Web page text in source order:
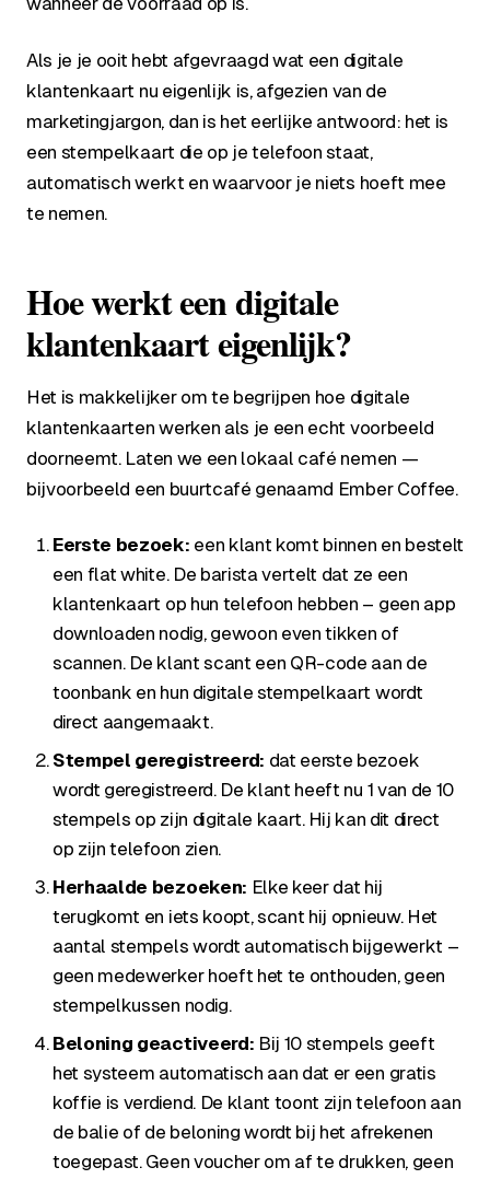
Als je je ooit hebt afgevraagd wat een digitale
klantenkaart nu eigenlijk is, afgezien van de
marketingjargon, dan is het eerlijke antwoord: het is
een stempelkaart die op je telefoon staat,
automatisch werkt en waarvoor je niets hoeft mee
te nemen.
Hoe werkt een digitale
klantenkaart eigenlijk?
Het is makkelijker om te begrijpen hoe digitale
klantenkaarten werken als je een echt voorbeeld
doorneemt. Laten we een lokaal café nemen —
bijvoorbeeld een buurtcafé genaamd Ember Coffee.
Eerste bezoek: een klant komt binnen en bestelt
een flat white. De barista vertelt dat ze een
klantenkaart op hun telefoon hebben – geen app
downloaden nodig, gewoon even tikken of
scannen. De klant scant een QR-code aan de
toonbank en hun digitale stempelkaart wordt
direct aangemaakt.
Stempel geregistreerd: dat eerste bezoek
wordt geregistreerd. De klant heeft nu 1 van de 10
stempels op zijn digitale kaart. Hij kan dit direct
op zijn telefoon zien.
Herhaalde bezoeken: Elke keer dat hij
terugkomt en iets koopt, scant hij opnieuw. Het
aantal stempels wordt automatisch bijgewerkt –
geen medewerker hoeft het te onthouden, geen
stempelkussen nodig.
Beloning geactiveerd: Bij 10 stempels geeft
het systeem automatisch aan dat er een gratis
koffie is verdiend. De klant toont zijn telefoon aan
de balie of de beloning wordt bij het afrekenen
toegepast. Geen voucher om af te drukken, geen